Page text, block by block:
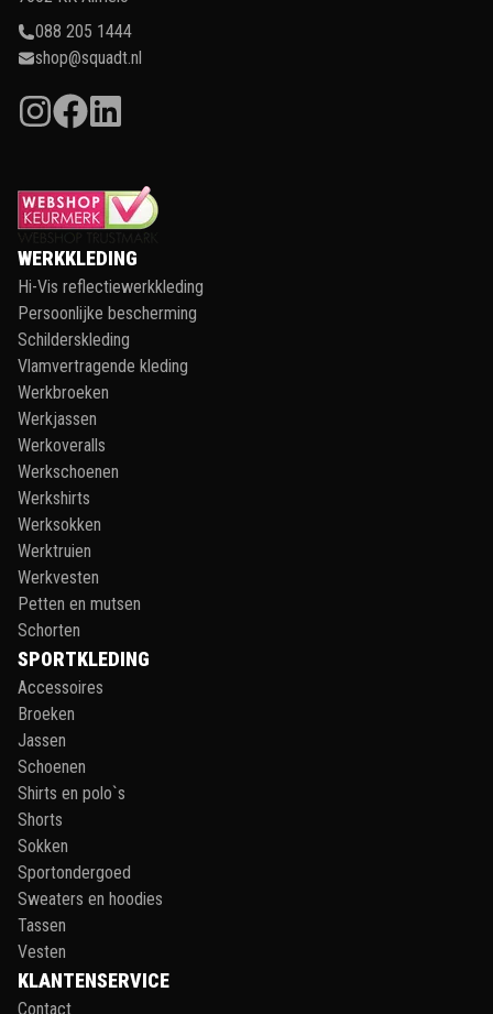
088 205 1444
shop@squadt.nl
WERKKLEDING
Hi-Vis reflectiewerkkleding
Persoonlijke bescherming
Schilderskleding
Vlamvertragende kleding
Werkbroeken
Werkjassen
Werkoveralls
Werkschoenen
Werkshirts
Werksokken
Werktruien
Werkvesten
Petten en mutsen
Schorten
SPORTKLEDING
Accessoires
Broeken
Jassen
Schoenen
Shirts en polo`s
Shorts
Sokken
Sportondergoed
Sweaters en hoodies
Tassen
Vesten
KLANTENSERVICE
Contact